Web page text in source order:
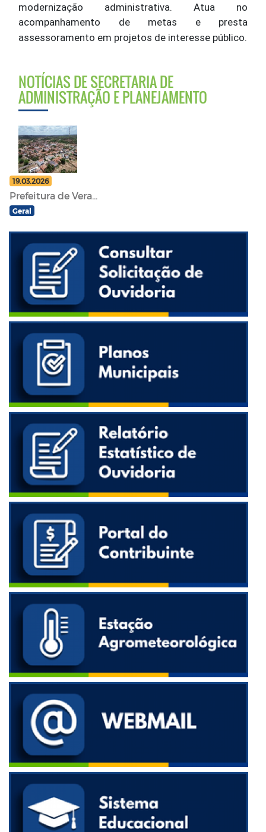
modernização administrativa. Atua no
acompanhamento de metas e presta
assessoramento em projetos de interesse público.
NOTÍCIAS DE SECRETARIA DE
ADMINISTRAÇÃO E PLANEJAMENTO
19.03.2026
Prefeitura de Vera...
Geral